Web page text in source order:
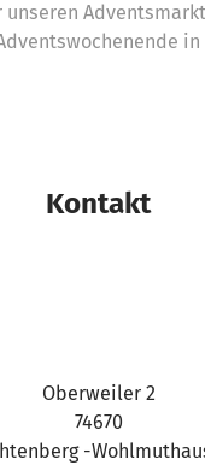
Adventsmarkt
Kontakt
Oberweiler 2
74670
-